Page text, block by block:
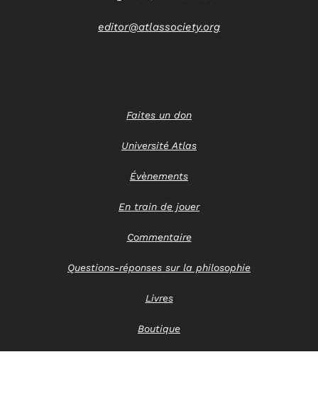
editor@atlassociety.org
Faites un don
Université Atlas
Évènements
En train de jouer
Commentaire
Questions-réponses sur la philosophie
Livres
Boutique